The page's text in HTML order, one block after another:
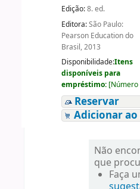
Edição:8. ed.
Editora:São Paulo:
Pearson Education do
Brasil, 2013
Disponibilidade:Itens
disponíveis para
empréstimo: [Número
Reservar
Adicionar
Não
que
Faça